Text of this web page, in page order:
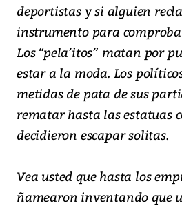
deportistas y si alguien
instrumento para
Los “pela’itos” matan por
estar a la moda. Los
metidas de pata de sus
rematar hasta las estatuas
decidieron escapar solitas.
Vea usted que hasta los
ñamearon inventando que